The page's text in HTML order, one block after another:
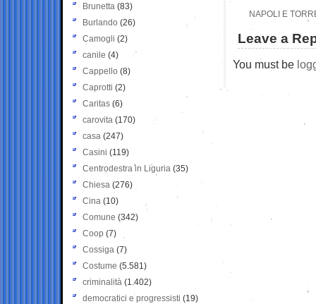
NAPOLI E
Leave a
You must be
Brunetta (83)
Burlando (26)
Camogli (2)
canile (4)
Cappello (8)
Caprotti (2)
Caritas (6)
carovita (170)
casa (247)
Casini (119)
Centrodestra in Liguria (35)
Chiesa (276)
Cina (10)
Comune (342)
Coop (7)
Cossiga (7)
Costume (5.581)
criminalità (1.402)
democratici e progressisti (19)